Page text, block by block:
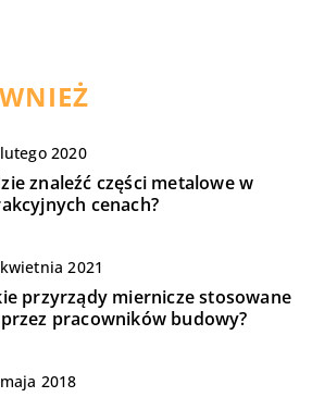
2020
znaleźć części metalowe w
cenach?
2021
przyrządy miernicze stosowane
pracowników budowy?
2018